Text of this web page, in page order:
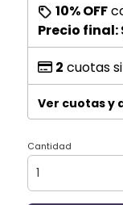
10% OFF
Precio final:
2 cuotas
Ver cuotas y
Cantidad